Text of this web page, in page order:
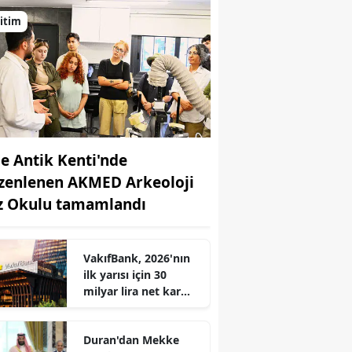
Antik Kenti'nde
AKMED Arkeoloji
Okulu tamamlandı
VakıfBank, 2026'nın
ilk yarısı için 30
milyar lira net kar
Duran'dan Mekke